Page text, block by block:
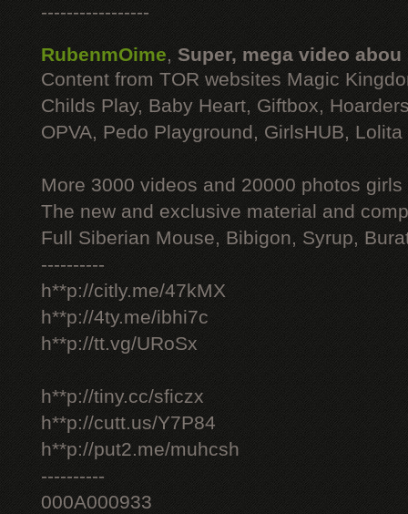
-----------------
RubenmOime, Super, mega video abou
Content from TOR websites Magic
Childs Play, Baby Heart, Giftbox,
OPVA, Pedo Playground, GirlsHUB, Lolita
More 3000 videos and 20000 photos
The new and exclusive material and
Full Siberian Mouse, Bibigon, Syrup,
----------
h**p://citly.me/47kMX
h**p://4ty.me/ibhi7c
h**p://tt.vg/URoSx
h**p://tiny.cc/sficzx
h**p://cutt.us/Y7P84
h**p://put2.me/muhcsh
----------
000A000933